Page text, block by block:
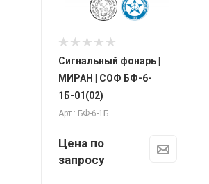
Сигнальный фонарь |
МИРАН | СОФ БФ-6-
1Б-01(02)
Арт.: БФ-6-1Б
Цена по
запросу